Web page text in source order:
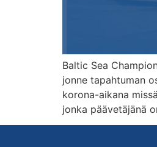
Baltic Sea
jonne tapahtuman
korona-aikana
jonka päävetäjänä